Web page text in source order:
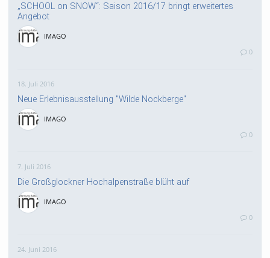
„SCHOOL on SNOW“: Saison 2016/17 bringt erweitertes
Angebot
IMAGO
0
18. Juli 2016
Neue Erlebnisausstellung "Wilde Nockberge"
IMAGO
0
7. Juli 2016
Die Großglockner Hochalpenstraße blüht auf
IMAGO
0
24. Juni 2016